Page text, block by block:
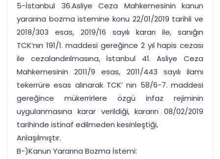
5-İstanbul 36.Asliye Ceza Mahkemesinin kanun
yararına bozma istemine konu 22/01/2019 tarihli ve
2018/303 esas, 2019/16 sayılı kararı ile, sanığın
TCK’nın 191/1. maddesi gereğince 2 yıl hapis cezası
ile cezalandırılmasına, İstanbul 41. Asliye Ceza
Mahkemesinin 2011/9 esas, 2011/443 sayılı ilamı
tekerrüre esas alınarak TCK’ nın 58/6-7. maddesi
gereğince mükerrirlere özgü infaz rejiminin
uygulanmasına karar verildiği, kararın 08/02/2019
tarihinde istinaf edilmeden kesinleştiği,
Anlaşılmıştır.
B-)Kanun Yararına Bozma İstemi: